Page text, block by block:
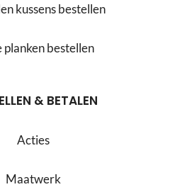
kussens bestellen
planken bestellen
& BETALEN
Acties
Maatwerk